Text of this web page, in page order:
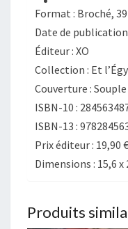
Format : Broché,
Date de
Éditeur : XO
Collection : Et
Couverture : Souple
ISBN-10 :
ISBN-13 :
Prix éditeur : 19,90 €
Dimensions : 15,6 x
Produits